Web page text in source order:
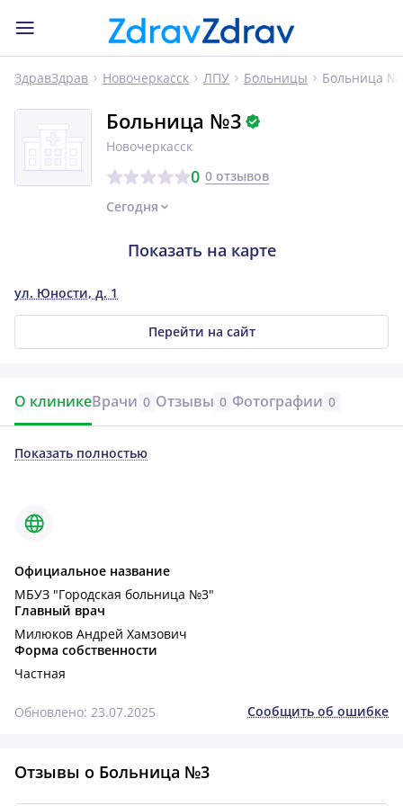
ЗдравЗдрав Новочеркасск ЛПУ Больницы Больница
Больница №3
Новочеркасск
0 0 отзывов
Сегодня
ул. Юности, д. 1
Перейти на сайт
Показать на карте
О клиникеВрачи 0 Отзывы 0 Фотографии 0
Показать полностью
Официальное название
МБУЗ "Городская больница №3"
Главный врач
Милюков Андрей Хамзович
Форма собственности
Частная
Обновлено: 23.07.2025 Сообщить об ошибке
Отзывы о Больница №3